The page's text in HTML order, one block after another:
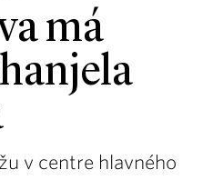
má
v centre hlavného